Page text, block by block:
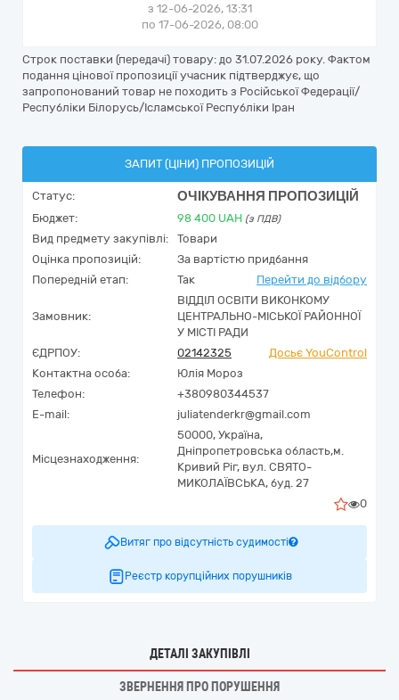
з 12-06-2026, 13:31
по 17-06-2026, 08:00
Строк поставки (передачі) товару: до 31.07.2026 року. Фактом
подання цінової пропозиції учасник підтверджує, що
запропонований товар не походить з Російської Федерації/
Республіки Білорусь/Ісламської Республіки Іран
ЗАПИТ (ЦІНИ) ПРОПОЗИЦІЙ
Статус: ОЧІКУВАННЯ ПРОПОЗИЦІЙ
Бюджет: 98 400 UAH (з ПДВ)
Вид предмету закупівлі:
Товари
Оцінка пропозицій:
За вартістю придбання
Попередній етап:
Так Перейти до відбору
Замовник:
ВІДДІЛ ОСВІТИ ВИКОНКОМУ
ЦЕНТРАЛЬНО-МІСЬКОЇ РАЙОННОЇ
У МІСТІ РАДИ
ЄДРПОУ:
02142325
Досьє YouControl
Контактна особа:
Юлія Мороз
Телефон:
+380980344537
E-mail:
juliatenderkr@gmail.com
Місцезнаходження:
50000, Україна,
Дніпропетровська область,м.
Кривий Ріг, вул. СВЯТО-
МИКОЛАЇВСЬКА, буд. 27
0
Витяг про відсутність судимості
Реєстр корупційних порушників
ДЕТАЛІ ЗАКУПІВЛІ
ЗВЕРНЕННЯ ПРО ПОРУШЕННЯ